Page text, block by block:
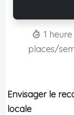
1 heure
places/
Envisager le
locale